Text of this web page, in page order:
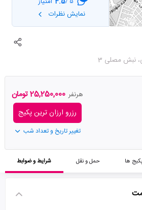
نمایش نظرات
نبش مصلی 3
هرنفر 25,250,000 تومان
رزرو ارزان ترین پکیج
تغییر تاریخ و تعداد شب
ها حمل و نقل شرایط و ضوابط